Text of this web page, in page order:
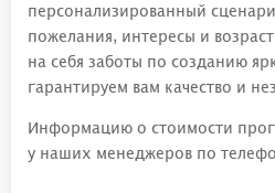
персонализированный
пожелания, интересы и
на себя заботы по созданию
гарантируем вам качество и
Информацию о стоимости
у наших менеджеров по